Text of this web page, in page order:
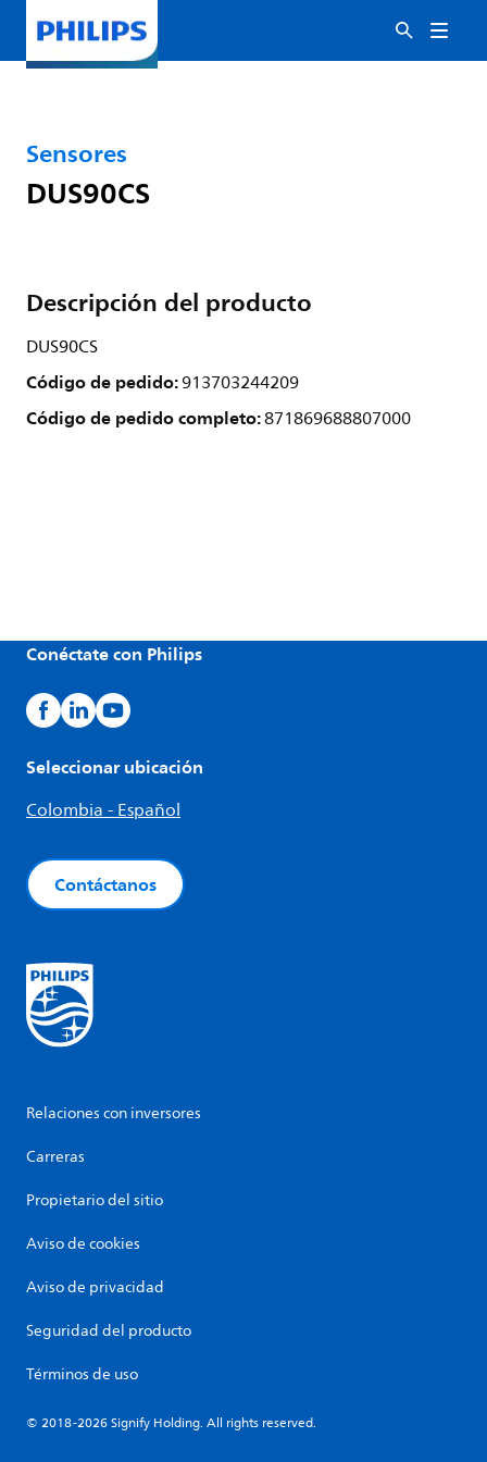
Sensores
DUS90CS
Descripción del producto
DUS90CS
Código de pedido:913703244209
Código de pedido completo:871869688807000
Conéctate con Philips
Seleccionar ubicación
Colombia - Español
Contáctanos
Relaciones con inversores
Carreras
Propietario del sitio
Aviso de cookies
Aviso de privacidad
Seguridad del producto
Términos de uso
© 2018-2026 Signify Holding. All rights reserved.